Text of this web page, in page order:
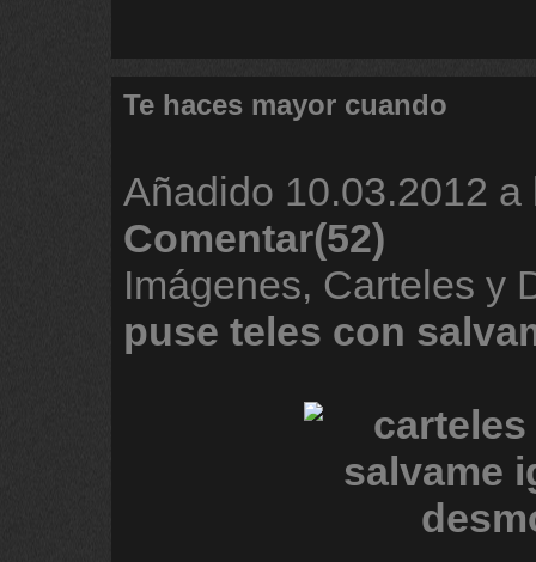
Te haces mayor cuando
Añadido 10.03.2012 a
Comentar(52)
Imágenes, Carteles y
puse teles con